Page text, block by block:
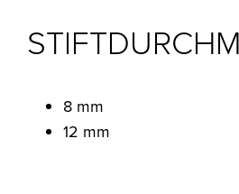
8 mm
12 mm